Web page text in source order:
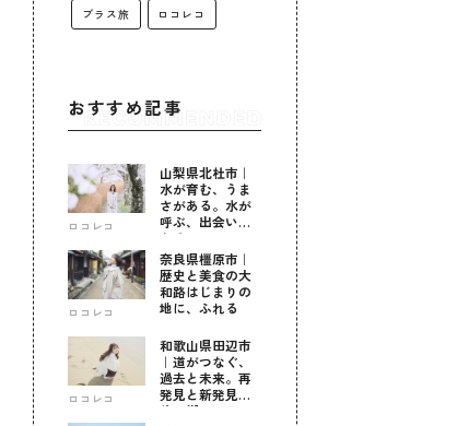
プラス旅 ロコレコ
おすすめ記事
ロコレコ
山梨県北杜市｜
水が育む、うま
さがある。水が
呼ぶ、出会いが
ある。
ロコレコ
奈良県橿原市｜
歴史と美食の大
和路はじまりの
地に、ふれる
ロコレコ
和歌山県田辺市
｜道がつなぐ、
過去と未来。再
発見と新発見の
待つ街へ